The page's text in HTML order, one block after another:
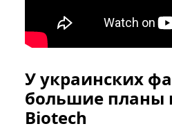
У украинских
большие планы
Biotech